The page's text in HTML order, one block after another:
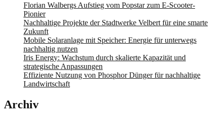
Florian Walbergs Aufstieg vom Popstar zum E-Scooter-
Pionier
Nachhaltige Projekte der Stadtwerke Velbert für eine smarte
Zukunft
Mobile Solaranlage mit Speicher: Energie für unterwegs
nachhaltig nutzen
Iris Energy: Wachstum durch skalierte Kapazität und
strategische Anpassungen
Effiziente Nutzung von Phosphor Dünger für nachhaltige
Landwirtschaft
Archiv